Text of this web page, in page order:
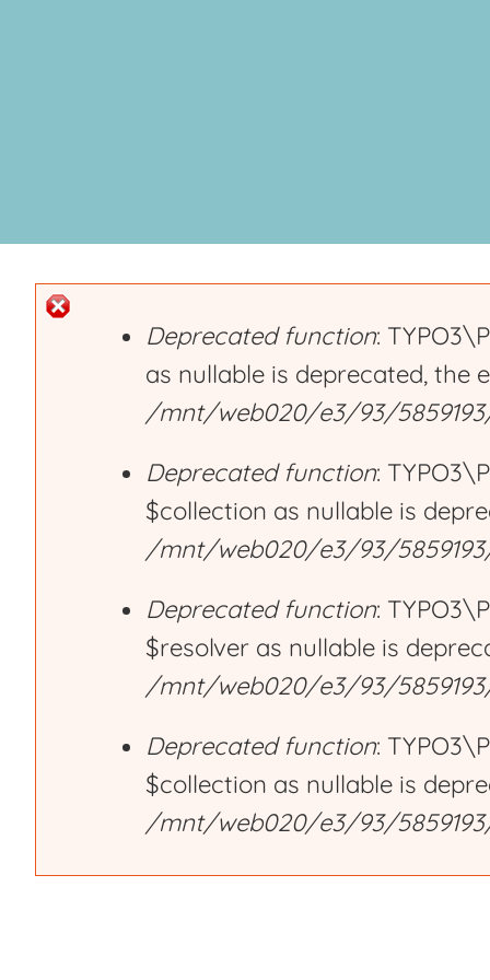
Deprecated function:
as nullable is deprecated, the
/mnt/web020/e3/93/
Deprecated function:
$collection as nullable is
/mnt/web020/e3/93/
Deprecated function:
$resolver as nullable is
/mnt/web020/e3/93/
Deprecated function:
$collection as nullable is
/mnt/web020/e3/93/